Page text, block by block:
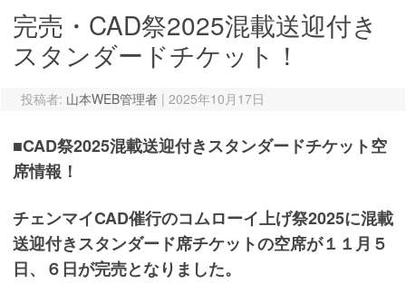
完売・CAD祭2025混載送迎付き
スタンダードチケット！
投稿者: 山本WEB管理者 | 2025年10月17日
■CAD祭2025混載送迎付きスタンダードチケット空
席情報！
チェンマイCAD催行のコムローイ上げ祭2025に混載
送迎付きスタンダード席チケットの空席が１１月５
日、
６日が完売となりました。